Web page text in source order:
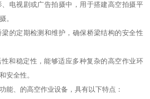
电视剧或广告拍摄中，用于搭建高空拍摄平
。
的定期检测和维护，确保桥梁结构的安全性
和稳定性，能够适应多种复杂的高空作业环
安全性。
能、的高空作业设备，具有以下特点：